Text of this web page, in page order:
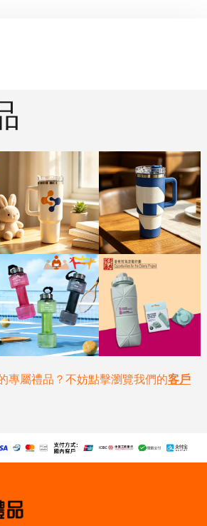
專屬禮品？不妨點擊瀏覽我們的客戶